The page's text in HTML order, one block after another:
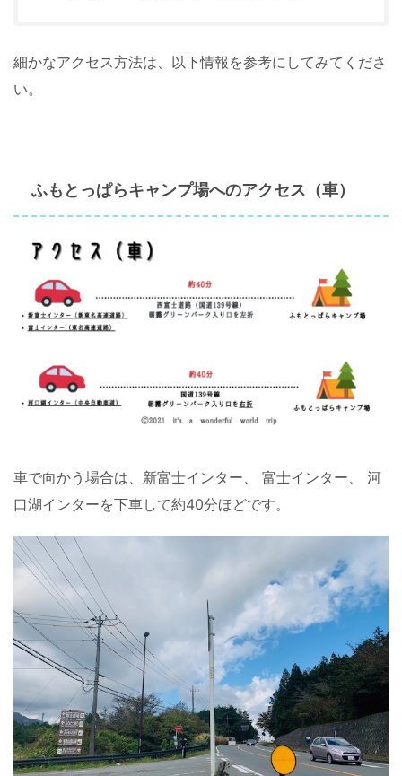
細かなアクセス方法は、以下情報を参考にしてみてくださ
い。
ふもとっぱらキャンプ場へのアクセス（車）
車で向かう場合は、新富士インター、 富士インター、 河
口湖インターを下車して約40分ほどです。